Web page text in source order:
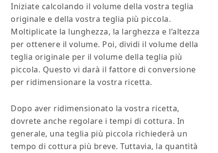
Iniziate calcolando il volume della vostra teglia
originale e della vostra teglia più piccola.
Moltiplicate la lunghezza, la larghezza e l’altezza
per ottenere il volume. Poi, dividi il volume della
teglia originale per il volume della teglia più
piccola. Questo vi darà il fattore di conversione
per ridimensionare la vostra ricetta.
Dopo aver ridimensionato la vostra ricetta,
dovrete anche regolare i tempi di cottura. In
generale, una teglia più piccola richiederà un
tempo di cottura più breve. Tuttavia, la quantità